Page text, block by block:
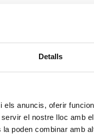
Detalls
anuncis, oferir
el nostre lloc amb
poden combinar amb